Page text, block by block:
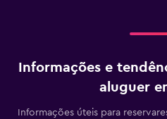
Informações e
aluguer
Informações úteis para